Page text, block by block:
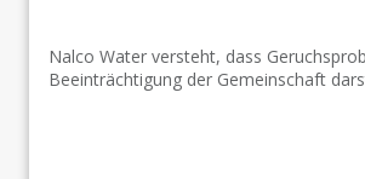
Nalco Water versteht, dass
Beeinträchtigung der Gemeinschaft